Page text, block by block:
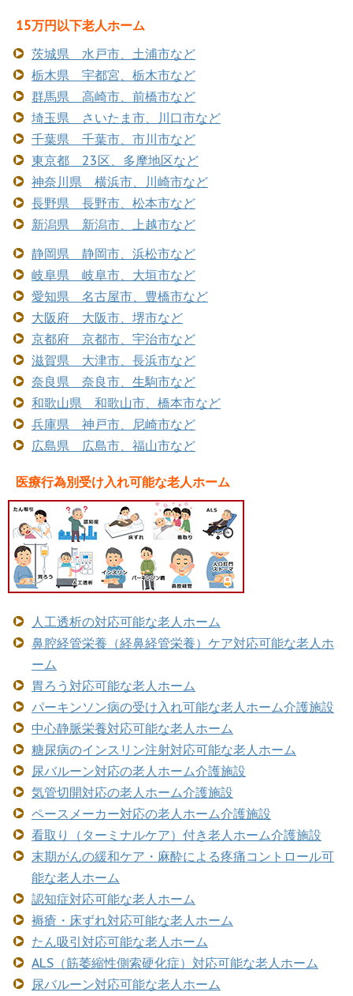
15万円以下老人ホーム
茨城県 水戸市、土浦市など
栃木県 宇都宮、栃木市など
群馬県 高崎市、前橋市など
埼玉県 さいたま市、川口市など
千葉県 千葉市、市川市など
東京都 23区、多摩地区など
神奈川県 横浜市、川崎市など
長野県 長野市、松本市など
新潟県 新潟市、上越市など
静岡県 静岡市、浜松市など
岐阜県 岐阜市、大垣市など
愛知県 名古屋市、豊橋市など
大阪府 大阪市、堺市など
京都府 京都市、宇治市など
滋賀県 大津市、長浜市など
奈良県 奈良市、生駒市など
和歌山県 和歌山市、橋本市など
兵庫県 神戸市、尼崎市など
広島県 広島市、福山市など
医療行為別受け入れ可能な老人ホーム
人工透析の対応可能な老人ホーム
鼻腔経管栄養（経鼻経管栄養）ケア対応可能な老人ホ
ーム
胃ろう対応可能な老人ホーム
パーキンソン病の受け入れ可能な老人ホーム介護施設
中心静脈栄養対応可能な老人ホーム
糖尿病のインスリン注射対応可能な老人ホーム
尿バルーン対応の老人ホーム介護施設
気管切開対応の老人ホーム介護施設
ペースメーカー対応の老人ホーム介護施設
看取り（ターミナルケア）付き老人ホーム介護施設
末期がんの緩和ケア・麻酔による疼痛コントロール可
能な老人ホーム
認知症対応可能な老人ホーム
褥瘡・床ずれ対応可能な老人ホーム
たん吸引対応可能な老人ホーム
ALS（筋萎縮性側索硬化症）対応可能な老人ホーム
尿バルーン対応可能な老人ホーム